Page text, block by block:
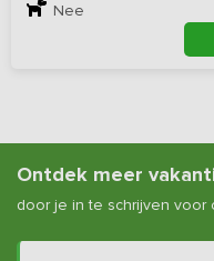
Nee
Ontdek meer
door je in te schrijven voor